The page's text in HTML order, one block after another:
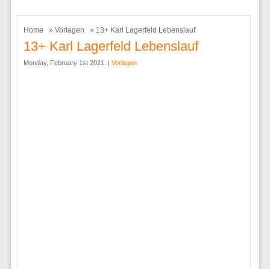
Home » Vorlagen » 13+ Karl Lagerfeld Lebenslauf
13+ Karl Lagerfeld Lebenslauf
Monday, February 1st 2021. | Vorlagen